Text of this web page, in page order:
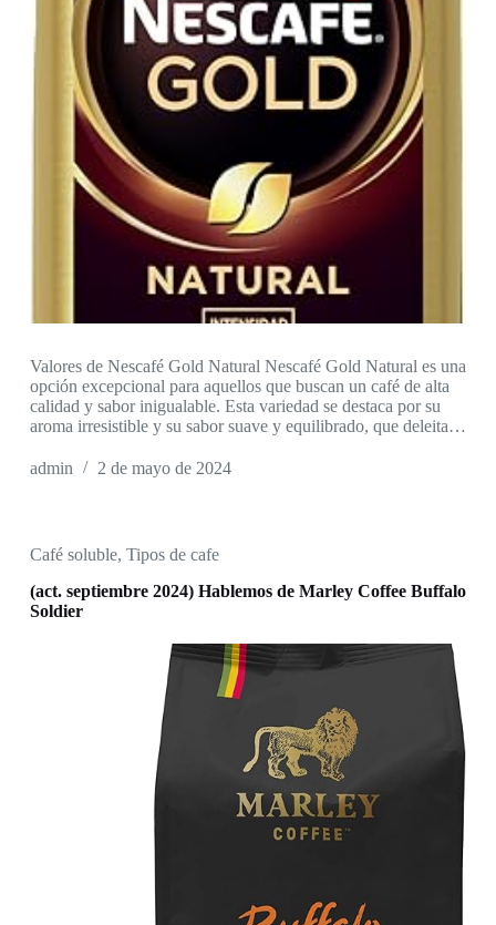
Valores de Nescafé Gold Natural Nescafé Gold Natural es una
opción excepcional para aquellos que buscan un café de alta
calidad y sabor inigualable. Esta variedad se destaca por su
aroma irresistible y su sabor suave y equilibrado, que deleita…
admin 2 de mayo de 2024
Café soluble, Tipos de cafe
(act. septiembre 2024) Hablemos de Marley Coffee Buffalo
Soldier